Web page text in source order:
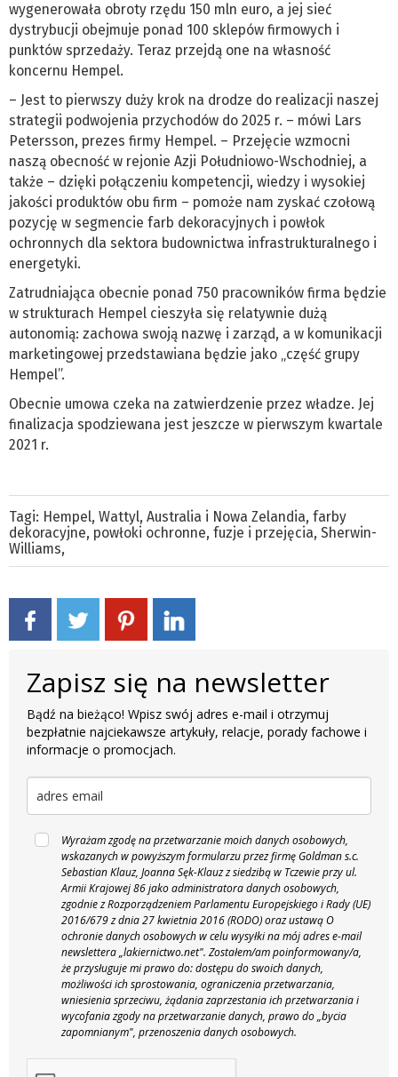
wygenerowała obroty rzędu 150 mln euro, a jej sieć
dystrybucji obejmuje ponad 100 sklepów firmowych i
punktów sprzedaży. Teraz przejdą one na własność
koncernu Hempel.
– Jest to pierwszy duży krok na drodze do realizacji naszej
strategii podwojenia przychodów do 2025 r. – mówi Lars
Petersson, prezes firmy Hempel. – Przejęcie wzmocni
naszą obecność w rejonie Azji Południowo-Wschodniej, a
także – dzięki połączeniu kompetencji, wiedzy i wysokiej
jakości produktów obu firm – pomoże nam zyskać czołową
pozycję w segmencie farb dekoracyjnych i powłok
ochronnych dla sektora budownictwa infrastrukturalnego i
energetyki.
Zatrudniająca obecnie ponad 750 pracowników firma będzie
w strukturach Hempel cieszyła się relatywnie dużą
autonomią: zachowa swoją nazwę i zarząd, a w komunikacji
marketingowej przedstawiana będzie jako „część grupy
Hempel”.
Obecnie umowa czeka na zatwierdzenie przez władze. Jej
finalizacja spodziewana jest jeszcze w pierwszym kwartale
2021 r.
Tagi: Hempel, Wattyl, Australia i Nowa Zelandia, farby
dekoracyjne, powłoki ochronne, fuzje i przejęcia, Sherwin-
Williams,
Zapisz się na newsletter
Bądź na bieżąco! Wpisz swój adres e-mail i otrzymuj
bezpłatnie najciekawsze artykuły, relacje, porady fachowe i
informacje o promocjach.
Wyrażam zgodę na przetwarzanie moich danych osobowych,
wskazanych w powyższym formularzu przez firmę Goldman s.c.
Sebastian Klauz, Joanna Sęk-Klauz z siedzibą w Tczewie przy ul.
Armii Krajowej 86 jako administratora danych osobowych,
zgodnie z Rozporządzeniem Parlamentu Europejskiego i Rady (UE)
2016/679 z dnia 27 kwietnia 2016 (RODO) oraz ustawą O
ochronie danych osobowych w celu wysyłki na mój adres e-mail
newslettera „lakiernictwo.net". Zostałem/am poinformowany/a,
że przysługuje mi prawo do: dostępu do swoich danych,
możliwości ich sprostowania, ograniczenia przetwarzania,
wniesienia sprzeciwu, żądania zaprzestania ich przetwarzania i
wycofania zgody na przetwarzanie danych, prawo do „bycia
zapomnianym", przenoszenia danych osobowych.